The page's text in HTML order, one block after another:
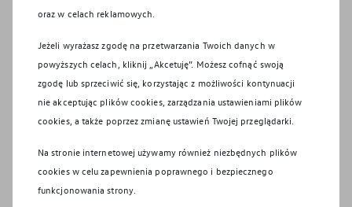
Autoryzowani Dealerzy lub Partnerzy Serwisowi
zlecenie VGP. Odbiorcami danych mogą być także
spółki z grupy, w tym Volkswagen AG, Berliner
Ring 2, 38440 Wolfsburg, Niemcy oraz spółki
Volkswagen Financial Services tj. Volkswagen Bank
Polska S.A.Volkswagen Bank GmbH Sp. z o.o.
Polska Sp. z o.o, Volkswagen Serwis
Ubezpieczeniowy Sp. z o.o.
oraz w celach reklamowych.
Jeżeli wyrażasz zgodę na przetwarzania Twoich danych w
powyższych celach, kliknij „Akcetuję”. Możesz cofnąć swoją
zgodę lub sprzeciwić się, korzystając z możliwości kontynuacji
nie akceptując plików cookies, zarządzania ustawieniami plików
cookies, a także poprzez zmianę ustawień Twojej przeglądarki.
Na stronie internetowej używamy również niezbędnych plików
cookies w celu zapewnienia poprawnego i bezpiecznego
funkcjonowania strony.